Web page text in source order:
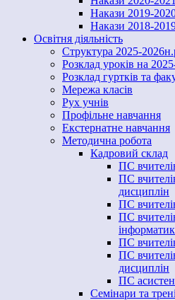
Накази 2019-
Накази 2018-
Освітня діяльність
Структура 2025-
Розклад уроків на
Розклад гуртків та
Мережа класів
Рух учнів
Профільне навчання
Екстернатне навчання
Методична робота
Кадровий склад
ПС
ПС
дисциплін
ПС
ПС
ПС
ПС
дисциплін
ПС
Семінари та